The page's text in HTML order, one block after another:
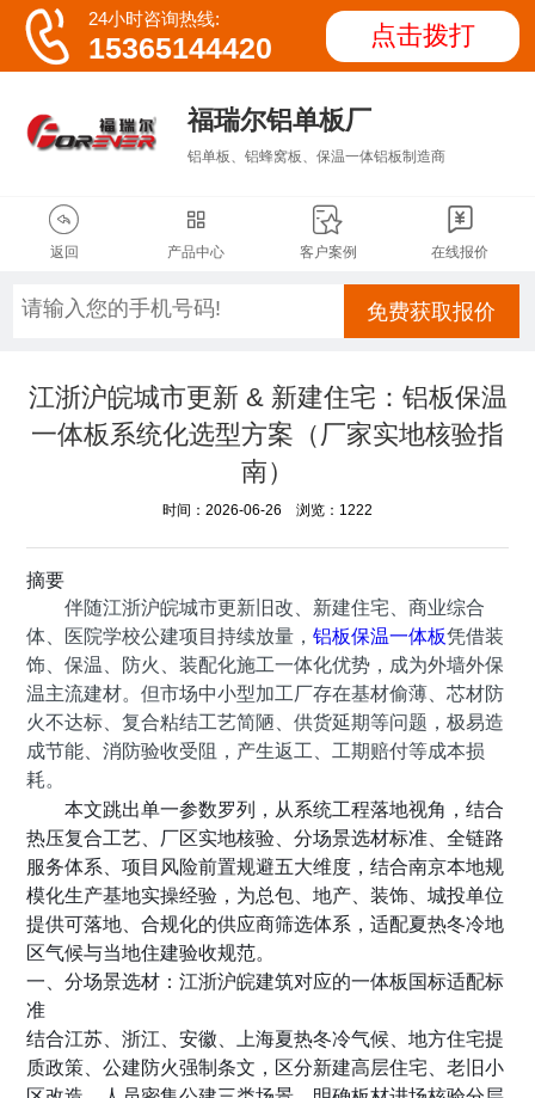
 24小时咨询热线:
15365144420 点击拨打
福瑞尔铝单板厂
铝单板、铝蜂窝板、保温一体铝板制造商

返回

产品中心

客户案例

在线报价
免费获取报价
江浙沪皖城市更新 & 新建住宅：铝板保温
一体板系统化选型方案（厂家实地核验指
南）
时间：2026-06-26 浏览：1222
摘要
伴随江浙沪皖城市更新旧改、新建住宅、商业综合
体、医院学校公建项目持续放量，铝板保温一体板凭借装
饰、保温、防火、装配化施工一体化优势，成为外墙外保
温主流建材。但市场中小型加工厂存在基材偷薄、芯材防
火不达标、复合粘结工艺简陋、供货延期等问题，极易造
成节能、消防验收受阻，产生返工、工期赔付等成本损
耗。
本文跳出单一参数罗列，从系统工程落地视角 ，结合
热压复合工艺、厂区实地核验、分场景选材标准、全链路
服务体系、项目风险前置规避五大维度，结合南京本地规
模化生产基地实操经验，为总包、地产、装饰、城投单位
提供可落地、合规化的供应商筛选体系，适配夏热冬冷地
区气候与当地住建验收规范。
一、分场景选材：江浙沪皖建筑对应的一体板国标适配标
准
结合江苏、浙江、安徽、上海夏热冬冷气候、地方住宅提
质政策、公建防火强制条文，区分新建高层住宅、老旧小